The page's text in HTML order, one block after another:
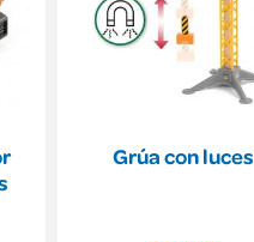
Grúa con luces